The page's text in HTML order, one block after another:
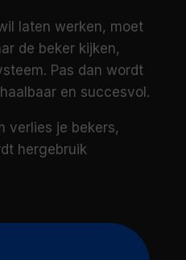
laten werken, moet
de beker kijken,
Pas dan wordt
en succesvol.
verlies je bekers,
hergebruik